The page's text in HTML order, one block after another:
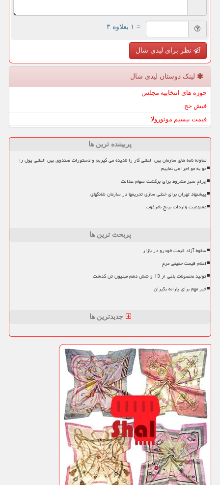
= ۱ بعلاوه ۳
نظر برای لیدی شال
لینک دوستان لیدی شال
حوزه های انتخابیه مجلس
فیش حج
قیمت بیسیم موتورولا
پربیننده ترین ها
مقاوله نامه های سازمان بین المللی کار را نادیده می گیریم و دستورات صندوق بین المللی پول را
مو به مو اجرا می نماییم
چراغ سبز مشروط برای برگشت سهام عدالت
پیشنهاد تهران برای خنثی سازی تحریمها در سازمان شانگهای
ممنوعیت واردات برنج نامرغوب
پربحث ترین ها
سقوط آزاد قیمت خودرو در بازار
اعلام قیمت حقیقی مرغ
تولید محصولات باغی از 13 و شش دهم میلیون تن گذشت
خبر مهم برای یارانه بگیران
جدیدترین ها